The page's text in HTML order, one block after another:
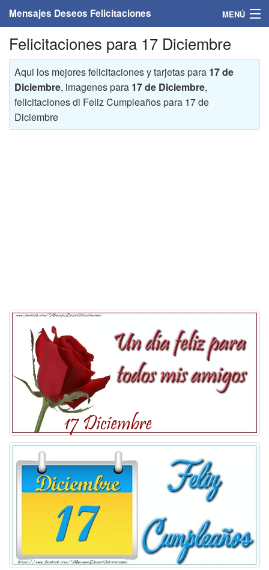
Mensajes Deseos Felicitaciones MENÚ
Home
Mensajes
Felicitaciones
Felicitaciones con nombres
Entrar
Felicitaciones para 17 Diciembre
Aqui los mejores felicitaciones y tarjetas para 17 de
Diciembre, imagenes para 17 de Diciembre,
felicitaciones di Feliz Cumpleaños para 17 de
Diciembre